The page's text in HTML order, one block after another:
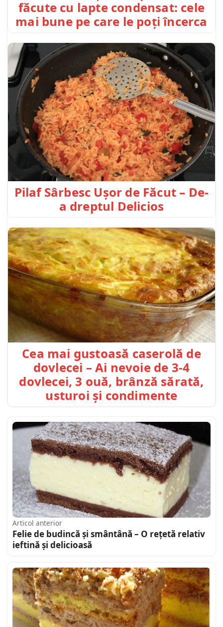
făcute cu lapte condensat: cele
mai bune pe care le poți încerca
Pilaf Sârbesc Ușor de Făcut – De-
a dreptul Delicios
Cea mai gustoasă caserolă de
dovlecei – Ai nevoie de 3-4
dovlecei, 3 ouă, brânză sărată,
usturoi și condimente
Articol anterior
Felie de budincă și smântână – O rețetă relativ
ieftină și delicioasă